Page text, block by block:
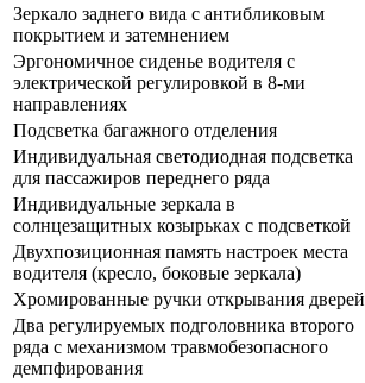
Зеркало заднего вида с антибликовым
покрытием и затемнением
Эргономичное сиденье водителя с
электрической регулировкой в 8-ми
направлениях
Подсветка багажного отделения
Индивидуальная светодиодная подсветка
для пассажиров переднего ряда
Индивидуальные зеркала в
солнцезащитных козырьках с подсветкой
Двухпозиционная память настроек места
водителя (кресло, боковые зеркала)
Хромированные ручки открывания дверей
Два регулируемых подголовника второго
ряда с механизмом травмобезопасного
демпфирования